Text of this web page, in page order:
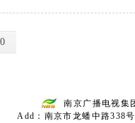
0
南京广播电视集
Add：南京市龙蟠中路